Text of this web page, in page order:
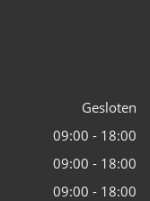
Gesloten
09:00 - 18:00
09:00 - 18:00
09:00 - 18:00